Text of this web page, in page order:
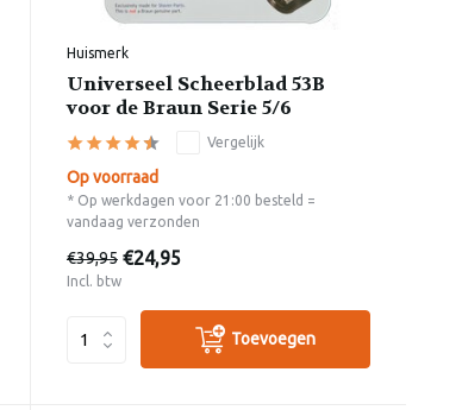
Huismerk
Universeel Scheerblad 53B
voor de Braun Serie 5/6
Vergelijk
Op voorraad
* Op werkdagen voor 21:00 besteld =
vandaag verzonden
€39,95 €24,95
Incl. btw
Toevoegen